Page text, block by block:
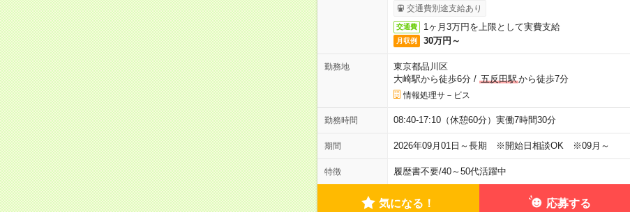
交通費別途支給あり
交通費 1ヶ月3万円を上限として実費支給
月収例 30万円～
勤務地
東京都品川区
大崎駅から徒歩6分/ 五反田駅から徒歩7分
情報処理サ－ビス
勤務時間 08:40-17:10（休憩60分）実働7時間30分
期間 2026年09月01日～長期 ※開始日相談OK ※09月～
特徴 履歴書不要/40～50代活躍中
気になる！ 応募する